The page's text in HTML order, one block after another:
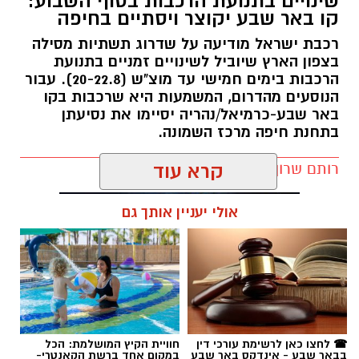
קרדיט: משטרת ישראל
המאבק בפשיעה ובאלימות בחברה הערבית
נמשך. במסגרת מבצע "רשת ברזל" עליו הנחה
מפכ"ל המשטרה, המשיכו בסוף השבוע שוטרי
המחוז הדרומי ולוחמי מג"ב דרום בפעילות
אינטנסיבית נגד תופעות הירי והחזקת האמל"ח
הבלתי חוקי.
קו באר שבע יקוצר ויסתיים בחיפה
רכבת ישראל מודיעה על שדרוג תשתיות מסילה
בצפון הארץ שיוביל לשינויים זמניים בתנועת
הרכבות בימים חמישי עד מוצ"ש (20-22.8). עבור
הנוסעים מהדרום, המשמעות היא שרכבות בקו
באר שבע-כרמיאל/נהריה יסיימו את נסיעתן
בתחנת חיפה מרכז השמונה.
רותם שרון / 16:30 09.08.26
תגים:רכבת ישראל
קרא עוד
אולי יעניין אותך גם
☎ לחצו כאן לרשימת עורכי דין
בבאר שבע - אינדקס באר שבע
חוויית הקיץ המושלמת: הכל
במקום אחד ברשת הקאנטרי-